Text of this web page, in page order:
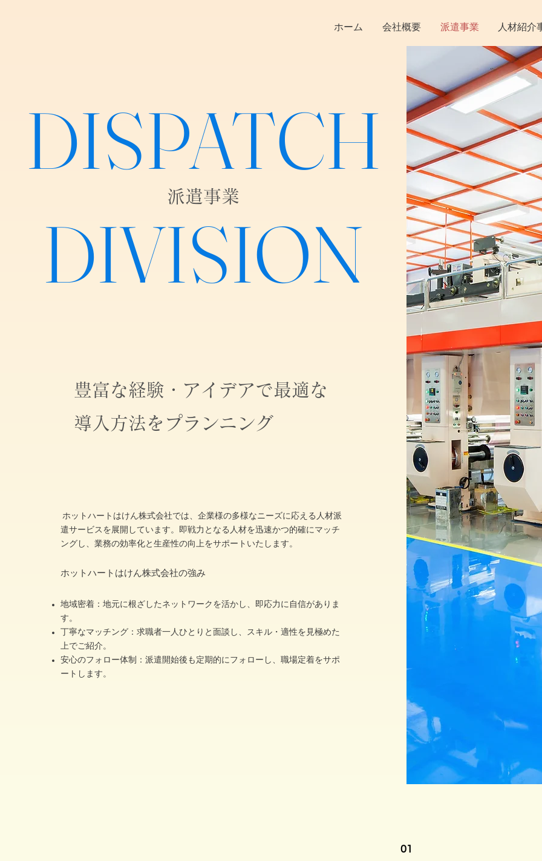
ホーム 会社概要 派遣事業 人材紹介
派遣事業
DISPATCH
DIVISION
豊富な経験・アイデアで最適な
導入方法をプランニング
ホットハートはけん株式会社では、企業様の多様なニーズに応える人材派
遣サービスを展開しています。即戦力となる人材を迅速かつ的確にマッチ
ングし、業務の効率化と生産性の向上をサポートいたします。
ホットハートはけん株式会社の強み
地域密着： 地元に根ざしたネットワークを活かし、即応力に自信がありま
す。
丁寧なマッチング：求職者一人ひとりと面談し、スキル・適性を見極めた
上でご紹介。
安心のフォロー体制：派遣開始後も定期的にフォローし、職場定着をサポ
ートします。
01